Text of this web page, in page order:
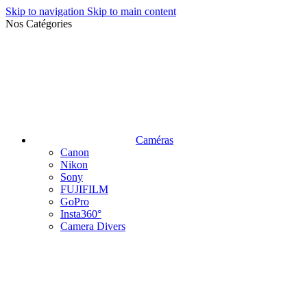
Skip to navigation Skip to main content
Nos Catégories
Caméras
Canon
Nikon
Sony
FUJIFILM
GoPro
Insta360°
Camera Divers